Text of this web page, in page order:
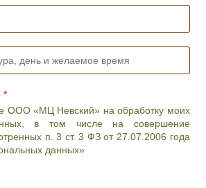
*
ООО «МЦ Невский» на обработку моих
в том числе на совершение
п. 3 ст. 3 ФЗ от 27.07.2006 года
данных»